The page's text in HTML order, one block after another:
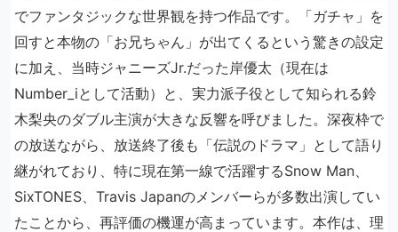
でファンタジックな世界観を持つ作品です。「ガチャ」を
回すと本物の「お兄ちゃん」が出てくるという驚きの設定
に加え、当時ジャニーズJr.だった岸優太（現在は
Number_iとして活動）と、実力派子役として知られる鈴
木梨央のダブル主演が大きな反響を呼びました。深夜枠で
の放送ながら、放送終了後も「伝説のドラマ」として語り
継がれており、特に現在第一線で活躍するSnow Man、
SixTONES、Travis Japanのメンバーらが多数出演してい
たことから、再評価の機運が高まっています。本作は、理